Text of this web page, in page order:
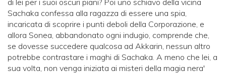
di lei per i suoi oscuri piani? Poi uno schiavo della vicina
Sachaka confessa alla ragazza di essere una spia,
incaricata di scoprire i punti deboli della Corporazione, e
allora Sonea, abbandonato ogni indugio, comprende che,
se dovesse succedere qualcosa ad Akkarin, nessun altro
potrebbe contrastare i maghi di Sachaka. A meno che lei, a
sua volta, non venga iniziata ai misteri della magia nera'